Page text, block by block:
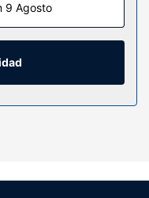
colchones con una
de plumas y ropa
plácidamente. La
contacto con los
por cable. El
los masajes y
9 Agosto